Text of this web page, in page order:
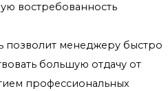
востребованность
позволит менеджеру быстро
большую отдачу от
профессиональных